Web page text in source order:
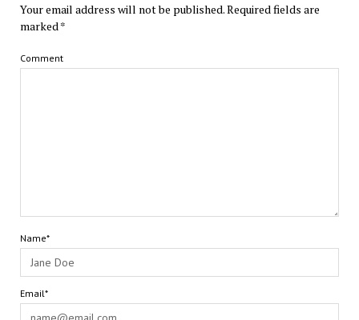
Your email address will not be published.Required fields are
marked*
Comment
Name*
Email*